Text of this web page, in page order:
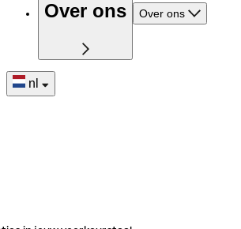
Over ons Over ons
nl